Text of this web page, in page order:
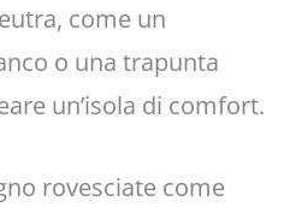
come un
o una trapunta
un’isola di comfort.
rovesciate come